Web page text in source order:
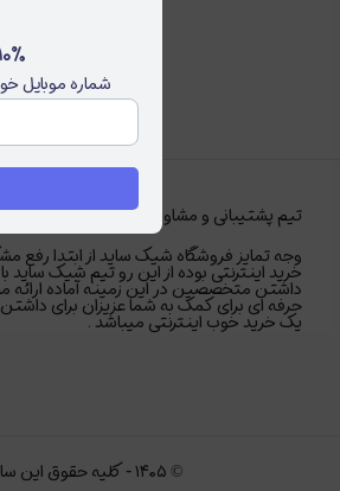
تیم پشتیبانی و مشاوره
وجه تمایز فروشگاه شیک ساید از ابتدا رفع
خرید اینترنتی بوده از این رو تیم شیک ساید
داشتن متخصصین در این زمینه آماده ارائه
حرفه ای برای کمک به شما عزیزان برای
یک خرید خوب اینترنتی میباشد .
© ۱۴۰۵-کلیه حقوق این
۱۰٪ تخفیف اولین
شماره موبایل